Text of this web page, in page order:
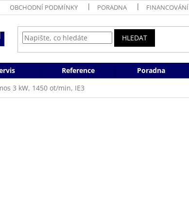
OBCHODNÍ PODMÍNKY PORADNA FINANCOVÁNÍ
HLEDAT
Reference Poradna
3 kW, 1450 ot/min, IE3